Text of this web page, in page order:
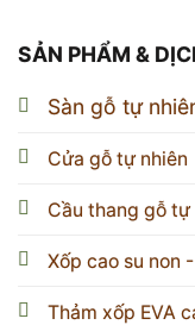
SẢN PHẨM &
Sàn gỗ tự
Cửa gỗ tự nhiên
Cầu thang gỗ tự
Xốp cao su non -
Thảm xốp EVA